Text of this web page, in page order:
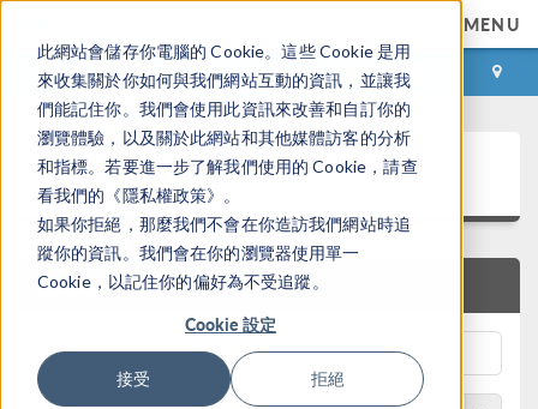
此網站會儲存你電腦的 Cookie。這些 Cookie 是用
來收集關於你如何與我們網站互動的資訊，並讓我
們能記住你。我們會使用此資訊來改善和自訂你的
瀏覽體驗，以及關於此網站和其他媒體訪客的分析
和指標。若要進一步了解我們使用的 Cookie，請查
看我們的《隱私權政策》。
如果你拒絕，那麼我們不會在你造訪我們網站時追
蹤你的資訊。我們會在你的瀏覽器使用單一
Cookie，以記住你的偏好為不受追蹤。
Cookie 設定
接受 拒絕
MENU
登录 咨询与购买
案例下载
快速搜索